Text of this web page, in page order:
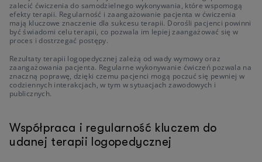
zalecić ćwiczenia do samodzielnego wykonywania, które wspomogą
efekty terapii. Regularność i zaangażowanie pacjenta w ćwiczenia
mają kluczowe znaczenie dla sukcesu terapii. Dorośli pacjenci powinni
być świadomi celu terapii, co pozwala im lepiej zaangażować się w
proces i dostrzegać postępy.
Rezultaty terapii logopedycznej zależą od wady wymowy oraz
zaangażowania pacjenta. Regularne wykonywanie ćwiczeń pozwala na
znaczną poprawę, dzięki czemu pacjenci mogą poczuć się pewniej w
codziennych interakcjach, w tym w sytuacjach zawodowych i
publicznych.
Współpraca i regularność kluczem do
udanej terapii logopedycznej